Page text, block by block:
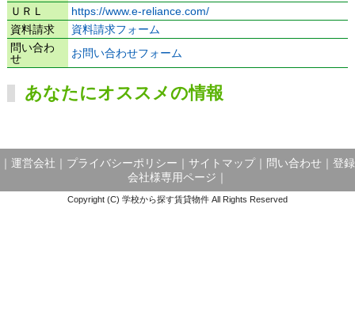
ＵＲＬ
https://www.e-reliance.com/
資料請求
資料請求フォーム
問い合わ
せ
お問い合わせフォーム
あなたにオススメの情報
運営会社 プライバシーポリシー サイトマップ｜ 問い合わせ
登録
会社様専用ページ
Copyright (C) 学校から探す賃貸物件 All Rights Reserved